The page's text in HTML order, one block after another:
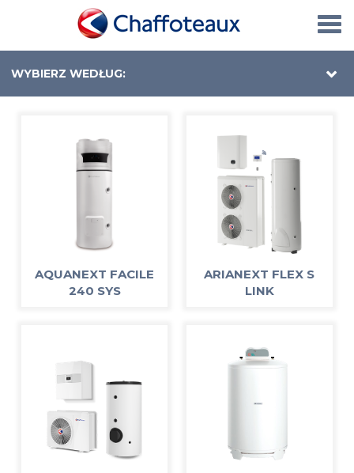
WYBIERZ WEDŁUG:
AQUANEXT FACILE
240 SYS
ARIANEXT FLEX S
LINK